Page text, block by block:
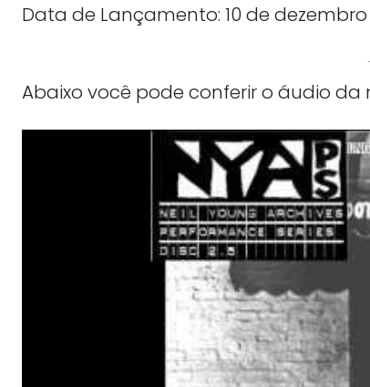
Data de Lançamento: 10 de dezembro
Abaixo você pode conferir o áudio da